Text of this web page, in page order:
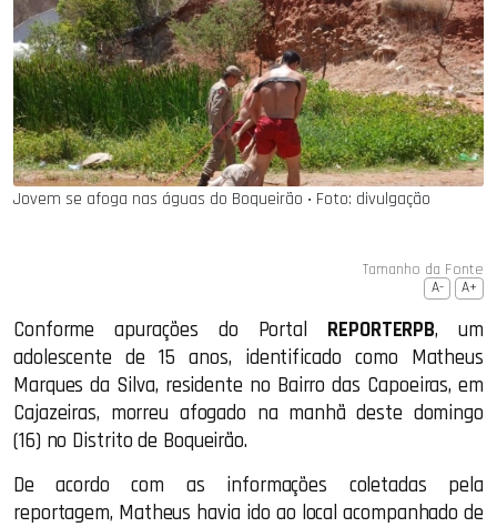
Jovem se afoga nas águas do Boqueirão ‧ Foto: divulgação
Tamanho da Fonte
A- A+
Conforme apurações do Portal REPORTERPB, um
adolescente de 15 anos, identificado como Matheus
Marques da Silva, residente no Bairro das Capoeiras, em
Cajazeiras, morreu afogado na manhã deste domingo
(16) no Distrito de Boqueirão.
De acordo com as informações coletadas pela
reportagem, Matheus havia ido ao local acompanhado de